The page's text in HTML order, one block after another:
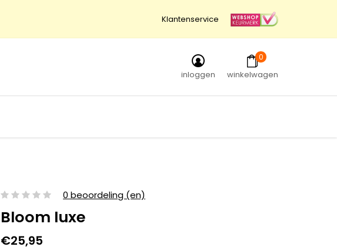
Klantenservice
inloggen
0
winkelwagen
0 beoordeling (en)
Bloom luxe
€25,95